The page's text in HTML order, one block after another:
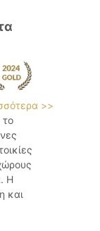
>>
το
Η
και